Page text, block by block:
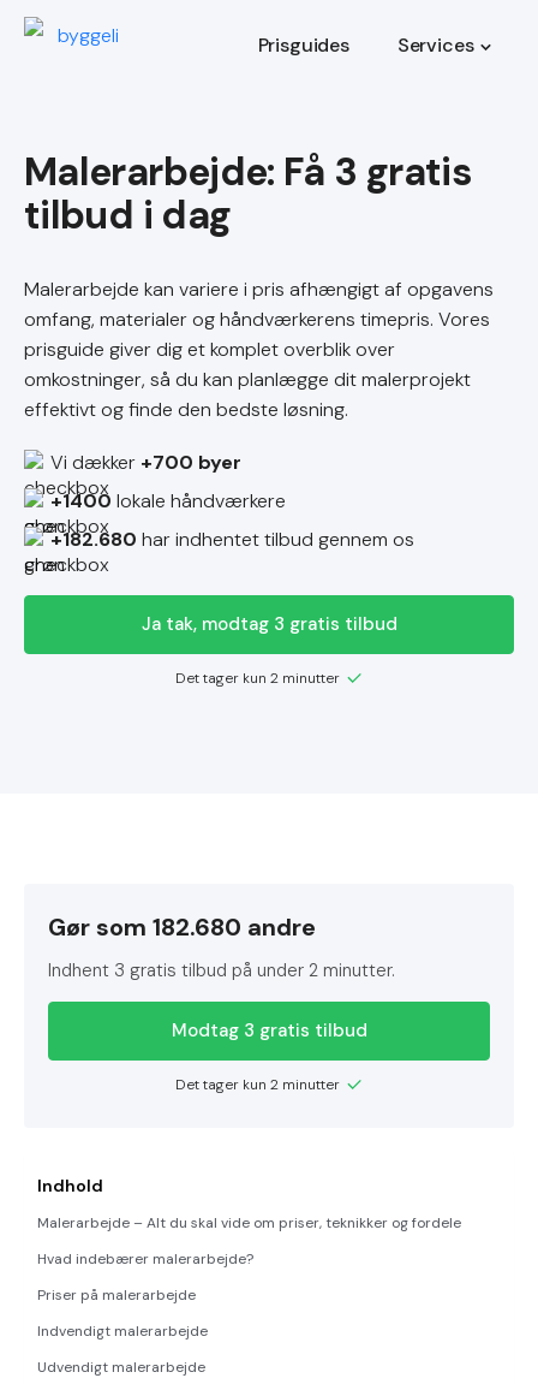
Prisguides Services
Malerarbejde
Malerarbejde kan variere i pris afhængigt af opgavens
omfang, materialer og håndværkerens timepris. Vores
prisguide giver dig et komplet overblik over
omkostninger, så du kan planlægge dit malerprojekt
effektivt og finde den bedste løsning.
Vi dækker +700 byer
+1400 lokale håndværkere
+182.680 har indhentet tilbud gennem os
Ja tak, modtag 3 gratis tilbud
Det tager kun 2 minutter
Gør som 182.680 andre
Indhent 3 gratis tilbud på under 2 minutter.
Modtag 3 gratis tilbud
Det tager kun 2 minutter
Indhold
Malerarbejde – Alt du skal vide om priser, teknikker og fordele
Hvad indebærer malerarbejde?
Priser på malerarbejde
Indvendigt malerarbejde
Udvendigt malerarbejde